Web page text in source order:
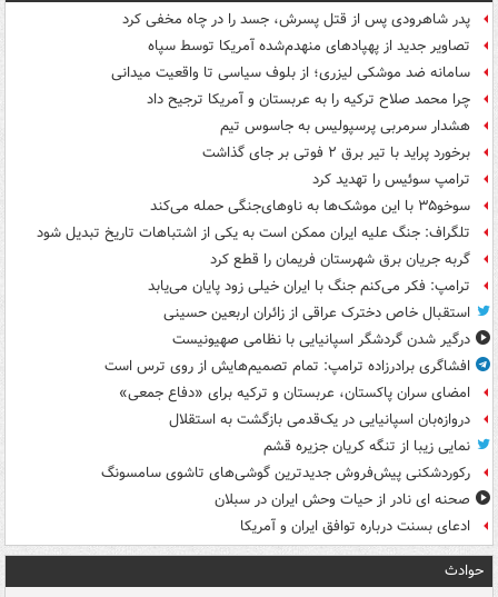
پدر شاهرودی پس از قتل پسرش، جسد را در چاه مخفی کرد
تصاویر جدید از پهپادهای منهدم‌شده آمریکا توسط سپاه
سامانه ضد موشکی لیزری؛ از بلوف سیاسی تا واقعیت میدانی
چرا محمد صلاح ترکیه را به عربستان و آمریکا ترجیح داد
هشدار سرمربی پرسپولیس به جاسوس تیم
برخورد پراید با تیر برق ۲ فوتی بر جای گذاشت
ترامپ سوئیس را تهدید کرد
سوخو۳۵ با این موشک‌ها به ناوهای‌جنگی حمله می‌کند
تلگراف: جنگ علیه ایران ممکن است به یکی از اشتباهات تاریخ تبدیل شود
گربه جریان برق شهرستان فریمان را قطع کرد
ترامپ: فکر می‌کنم جنگ با ایران خیلی زود پایان می‌یابد
استقبال خاص دخترک عراقی از زائران اربعین حسینی
درگیر شدن گردشگر اسپانیایی با نظامی صهیونیست
افشاگری برادرزاده ترامپ: تمام تصمیم‌هایش از روی ترس است
امضای سران پاکستان، عربستان و ترکیه برای «دفاع جمعی»
دروازه‌بان اسپانیایی در یک‌قدمی بازگشت به استقلال
نمایی زیبا از تنگه کریان جزیره قشم
رکوردشکنی پیش‌فروش جدیدترین گوشی‌های تاشوی سامسونگ
صحنه ای نادر از حیات وحش ایران در سبلان
ادعای بسنت درباره توافق ایران و آمریکا
حوادث